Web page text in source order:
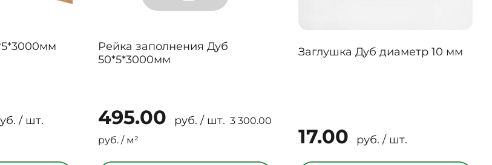
/ шт.
Рейка заполнения Дуб
50*5*3000мм
495.00 руб. / шт. 3 300.00
руб. / м²
Заглушка Дуб диаметр 10 мм
17.00 руб. / шт.